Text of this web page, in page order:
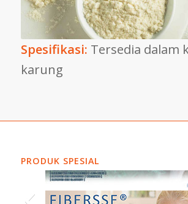
Spesifikasi: Tersedia dalam
karung
PRODUK SPESIAL